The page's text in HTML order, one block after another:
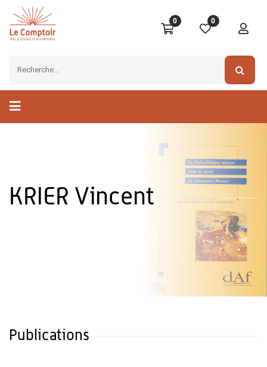
0 0
KRIER Vincent
Publications